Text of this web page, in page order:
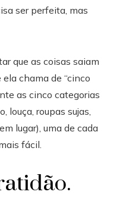
ser perfeita, mas
que as coisas saiam
chama de “cinco
as cinco categorias
louça, roupas sujas,
lugar), uma de cada
fácil.